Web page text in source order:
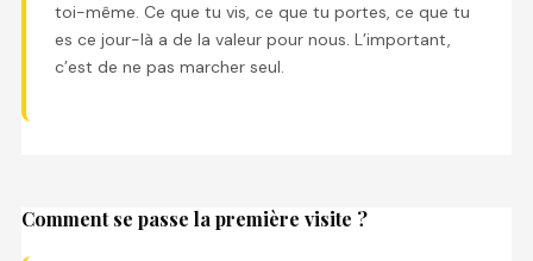
toi-même. Ce que tu vis, ce que tu portes, ce que tu
es ce jour-là a de la valeur pour nous. L’important,
c’est de ne pas marcher seul.
Comment se passe la première visite ?